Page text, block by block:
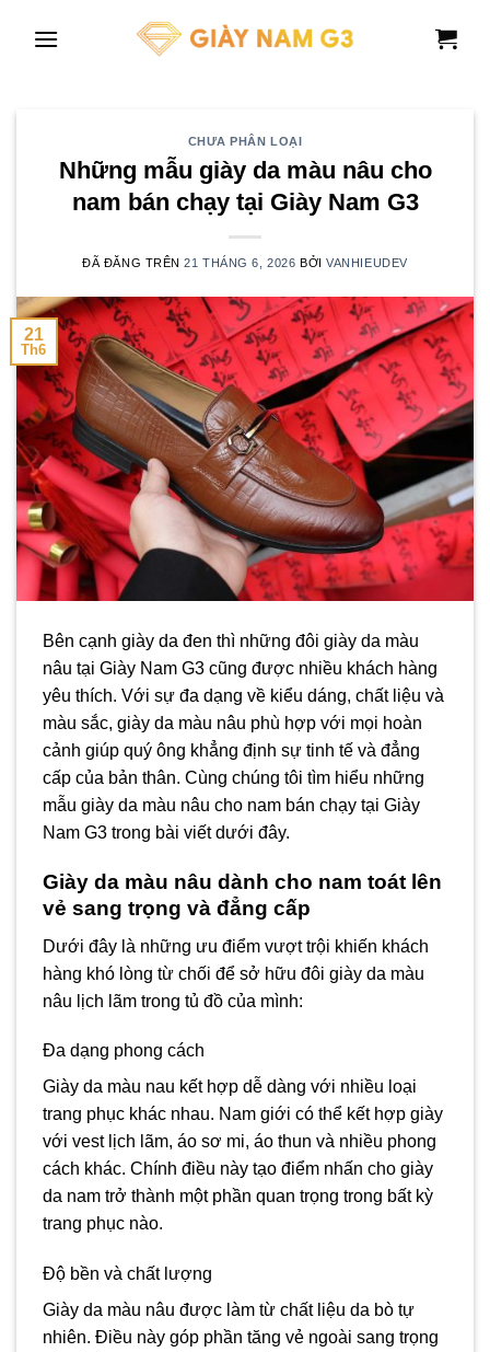
CHƯA PHÂN LOẠI
Những mẫu giày da màu nâu cho
nam bán chạy tại Giày Nam G3
ĐÃ ĐĂNG TRÊN21 THÁNG 6, 2026 BỞIVANHIEUDEV
21
Th6
Bên cạnh giày da đen thì những đôi giày da màu
nâu tại Giày Nam G3 cũng được nhiều khách hàng
yêu thích. Với sự đa dạng về kiểu dáng, chất liệu và
màu sắc, giày da màu nâu phù hợp với mọi hoàn
cảnh giúp quý ông khẳng định sự tinh tế và đẳng
cấp của bản thân. Cùng chúng tôi tìm hiểu những
mẫu giày da màu nâu cho nam bán chạy tại Giày
Nam G3 trong bài viết dưới đây.
Giày da màu nâu dành cho nam toát lên
vẻ sang trọng và đẳng cấp
Dưới đây là những ưu điểm vượt trội khiến khách
hàng khó lòng từ chối để sở hữu đôi giày da màu
nâu lịch lãm trong tủ đồ của mình:
Đa dạng phong cách
Giày da màu nau kết hợp dễ dàng với nhiều loại
trang phục khác nhau. Nam giới có thể kết hợp giày
với vest lịch lãm, áo sơ mi, áo thun và nhiều phong
cách khác. Chính điều này tạo điểm nhấn cho giày
da nam trở thành một phần quan trọng trong bất kỳ
trang phục nào.
Độ bền và chất lượng
Giày da màu nâu được làm từ chất liệu da bò tự
nhiên. Điều này góp phần tăng vẻ ngoài sang trọng